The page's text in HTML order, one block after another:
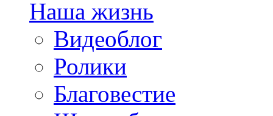
Наша жизнь
Видеоблог
Ролики
Благовестие